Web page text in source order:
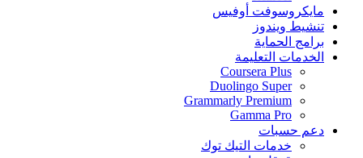
مايكروسوفت أوفيس
تنشيط ويندوز
برامج الحماية
الخدمات التعليمة
Coursera Plus
Duolingo Super
Grammarly Premium
Gamma Pro
دعم حسبات
خدمات التيك توك